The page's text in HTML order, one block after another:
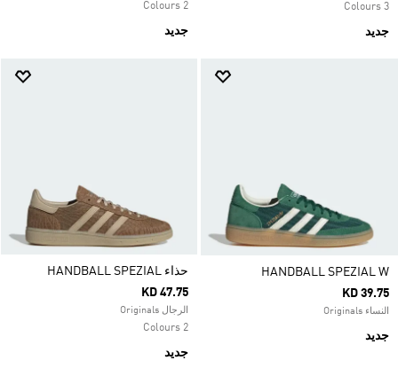
3 Colours
جديد
2 Colours
جديد
HANDBALL SPEZIAL W
KD 39.75
النساء Originals
جديد
حذاء HANDBALL SPEZIAL
KD 47.75
الرجال Originals
2 Colours
جديد